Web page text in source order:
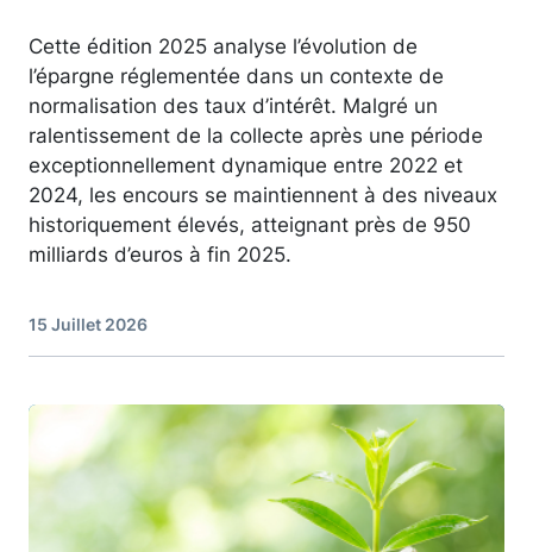
Cette édition 2025 analyse l’évolution de
l’épargne réglementée dans un contexte de
normalisation des taux d’intérêt. Malgré un
ralentissement de la collecte après une période
exceptionnellement dynamique entre 2022 et
2024, les encours se maintiennent à des niveaux
historiquement élevés, atteignant près de 950
milliards d’euros à fin 2025.
15 Juillet 2026